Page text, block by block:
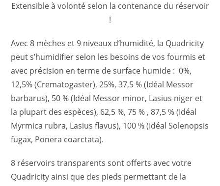
Extensible à volonté selon la contenance du réservoir
!
Avec 8 mèches et 9 niveaux d’humidité, la Quadricity
peut s’humidifier selon les besoins de vos fourmis et
avec précision en terme de surface humide : 0%,
12,5% (Crematogaster), 25%, 37,5 % (Idéal Messor
barbarus), 50 % (Idéal Messor minor, Lasius niger et
la plupart des espèces), 62,5 %, 75 % , 87,5 % (Idéal
Myrmica rubra, Lasius flavus), 100 % (Idéal Solenopsis
fugax, Ponera coarctata).
8 réservoirs transparents sont offerts avec votre
Quadricity ainsi que des pieds permettant de la